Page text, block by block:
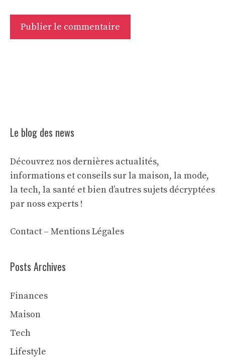
Le blog des news
Découvrez nos dernières actualités,
informations et conseils sur la maison, la mode,
la tech, la santé et bien d’autres sujets décryptées
par noss experts !
Contact – Mentions Légales
Posts Archives
Finances
Maison
Tech
Lifestyle